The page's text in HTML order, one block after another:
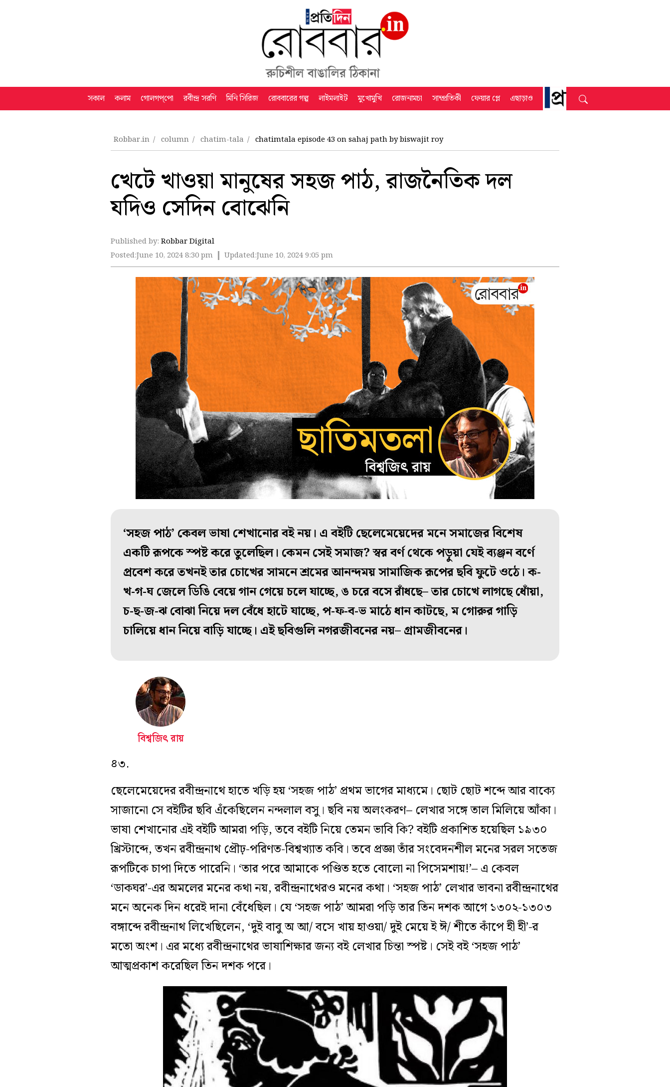
সকাল কলাম গোলগপ্‌পো রবীন্দ্র সরণি মিনি সিরিজ রোববারের গল্প লাইমলাইট মুখোমুখি রোজনামচা সাম্প্রতিকী ফেয়ার প্লে এছাড়াও
Robbar.in column chatim-tala chatimtala episode 43 on sahaj path by biswajit roy
খেটে খাওয়া মানুষের সহজ পাঠ, রাজনৈতিক দল
যদিও সেদিন বোঝেনি
Published by: Robbar Digital
Posted:June 10, 2024 8:30 pm Updated:June 10, 2024 9:05 pm
‘সহজ পাঠ’ কেবল ভাষা শেখানোর বই নয়। এ বইটি ছেলেমেয়েদের মনে সমাজের বিশেষ
একটি রূপকে স্পষ্ট করে তুলেছিল। কেমন সেই সমাজ? স্বর বর্ণ থেকে পড়ুয়া যেই ব্যঞ্জন বর্ণে
প্রবেশ করে তখনই তার চোখের সামনে শ্রমের আনন্দময় সামাজিক রূপের ছবি ফুটে ওঠে। ক-
খ-গ-ঘ জেলে ডিঙি বেয়ে গান গেয়ে চলে যাচ্ছে, ঙ চরে বসে রাঁধছে– তার চোখে লাগছে ধোঁয়া,
চ-ছ-জ-ঝ বোঝা নিয়ে দল বেঁধে হাটে যাচ্ছে, প-ফ-ব-ভ মাঠে ধান কাটছে, ম গোরুর গাড়ি
চালিয়ে ধান নিয়ে বাড়ি যাচ্ছে। এই ছবিগুলি নগরজীবনের নয়– গ্রামজীবনের।
বিশ্বজিৎ রায়
৪৩.
ছেলেমেয়েদের রবীন্দ্রনাথে হাতে খড়ি হয় ‘সহজ পাঠ’ প্রথম ভাগের মাধ্যমে। ছোট ছোট শব্দে আর বাক্যে
সাজানো সে বইটির ছবি এঁকেছিলেন নন্দলাল বসু। ছবি নয় অলংকরণ– লেখার সঙ্গে তাল মিলিয়ে আঁকা।
ভাষা শেখানোর এই বইটি আমরা পড়ি, তবে বইটি নিয়ে তেমন ভাবি কি? বইটি প্রকাশিত হয়েছিল ১৯৩০
খ্রিস্টাব্দে, তখন রবীন্দ্রনাথ প্রৌঢ়-পরিণত-বিশ্বখ্যাত কবি। তবে প্রজ্ঞা তাঁর সংবেদনশীল মনের সরল সতেজ
রূপটিকে চাপা দিতে পারেনি। ‘তার পরে আমাকে পণ্ডিত হতে বোলো না পিসেমশায়!’– এ কেবল
‘ডাকঘর’-এর অমলের মনের কথা নয়, রবীন্দ্রনাথেরও মনের কথা। ‘সহজ পাঠ’ লেখার ভাবনা রবীন্দ্রনাথের
মনে অনেক দিন ধরেই দানা বেঁধেছিল। যে ‘সহজ পাঠ’ আমরা পড়ি তার তিন দশক আগে ১৩০২-১৩০৩
বঙ্গাব্দে রবীন্দ্রনাথ লিখেছিলেন, ‘দুই বাবু অ আ/ বসে খায় হাওয়া/ দুই মেয়ে ই ঈ/ শীতে কাঁপে হী হী’-র
মতো অংশ। এর মধ্যে রবীন্দ্রনাথের ভাষাশিক্ষার জন্য বই লেখার চিন্তা স্পষ্ট। সেই বই ‘সহজ পাঠ’
আত্মপ্রকাশ করেছিল তিন দশক পরে।